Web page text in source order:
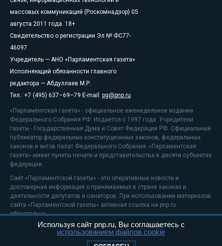
массовых коммуникаций (Роскомнадзор) 05
августа 2011 года. 18+
Свидетельство о регистрации Эл № ФС77-
46097
Учредитель — АНО «Парламентская газета»
Исполняющий обязанности главного
редактора — Абдуллаев М.Р.
Тел.: +7 (495) 637–69–79 E-mail: pg@pnp.ru
«Парламентская газета» - официальное еженедельное издание
Федерального Собрания РФ. Издается с 1997 года. Учредители
газеты - Государственная Дума и Совет Федерации РФ. Официальный
публикатор федеральных конституционных законов, федеральных
законов и актов палат Федерального Собрания. «Парламентская
газета» имеет пункты печати и представительства в десяти субъектах
федерации.
Сайт «Парламентской газеты» - это оперативные новости и
достоверная информация о принимаемых в стране законах и
деятельности депутатов и сенаторов. При использовании материалов
сайта «Парламентской газеты» активная ссылка на pnp.ru
обязательна.
На информационном ресурсе применяютсярекомендательные
Используя сайт pnp.ru, Вы соглашаетесь с
использованием файлов cookie